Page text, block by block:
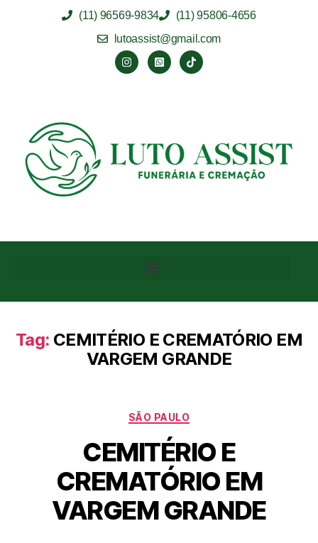
(11) 96569-9834
(11) 95806-4656
lutoassist@gmail.com
Tag: CEMITÉRIO E CREMATÓRIO EM
VARGEM GRANDE
SÃO PAULO
CEMITÉRIO E
CREMATÓRIO EM
VARGEM GRANDE